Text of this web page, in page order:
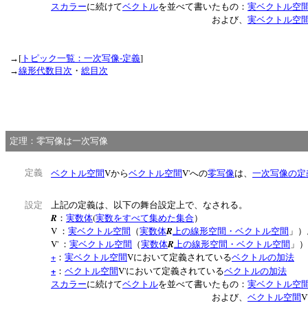
スカラーに続けてベクトルを並べて書いたもの： 実ベクトル空
および、 実ベクトル空
→ [ トピック一覧：一次写像‐定義]
→線形代数目次 ・ 総目次
定理：零写像は一次写像
定義 ベクトル空間Vからベクトル空間V'への零写像は、 一次写像の定
設定 上記の定義は、以下の舞台設定上で、なされる。
R ： 実数体(実数をすべて集めた集合）
V ： 実ベクトル空間 （実数体R上の線形空間・ベクトル空間 」
V' ： 実ベクトル空間 （実数体R上の線形空間・ベクトル空間 」
+ ： 実ベクトル空間Vにおいて定義されているベクトルの加法
+ ： ベクトル空間V'において定義されているベクトルの加法
スカラーに続けてベクトルを並べて書いたもの： 実ベクトル空
および、 ベクトル空間V'